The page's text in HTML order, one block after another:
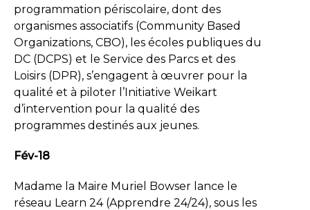
programmation périscolaire, dont des
organismes associatifs (Community Based
Organizations, CBO), les écoles publiques du
DC (DCPS) et le Service des Parcs et des
Loisirs (DPR), s’engagent à œuvrer pour la
qualité et à piloter l’Initiative Weikart
d’intervention pour la qualité des
programmes destinés aux jeunes.
Fév-18
Madame la Maire Muriel Bowser lance le
réseau Learn 24 (Apprendre 24/24), sous les